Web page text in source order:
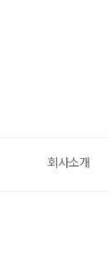
회사소개